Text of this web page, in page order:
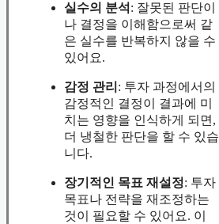
실수의 분석 : 잘못된 판단이
나 결정을 이해함으로써 같
은 실수를 반복하지 않을 수
있어요.
감정 관리 : 투자 과정에서의
감정적인 결정이 결과에 미
치는 영향을 인식하게 되면,
더 냉철한 판단을 할 수 있습
니다.
장기적인 목표 재설정: 투자
목표나 전략을 재조정하는
것이 필요할 수 있어요. 이